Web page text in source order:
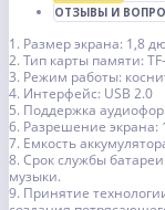
ОТЗЫВЫ И
1. Размер экрана: 1,8
2. Тип карты памяти:
3. Режим работы:
4. Интерфейс: USB 2.0
5. Поддержка
6. Разрешение экрана:
7. Емкость
8. Срок службы
музыки.
9. Принятие